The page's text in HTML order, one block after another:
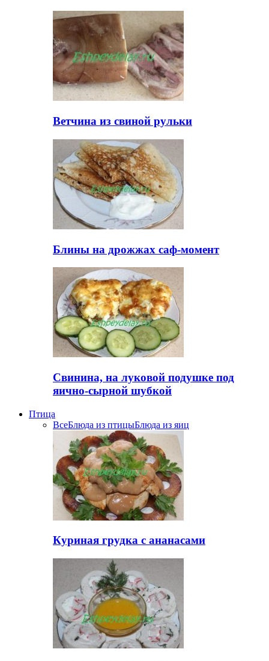
Ветчина из свиной рульки
Блины на дрожжах саф-момент
Свинина, на луковой подушке под
яично-сырной шубкой
Птица
ВсеБлюда из птицыБлюда из яиц
Куриная грудка с ананасами